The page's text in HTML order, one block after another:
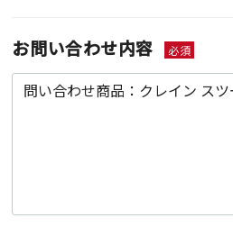
お問い合わせ内容 必須